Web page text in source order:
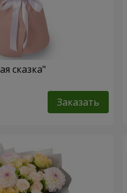
сказка"
Заказать